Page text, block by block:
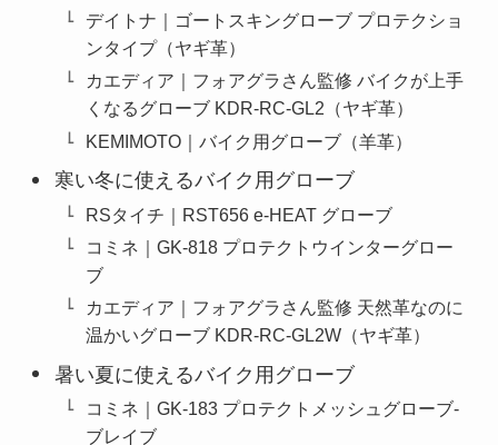
デイトナ｜ゴートスキングローブ プロテクショ
ンタイプ（ヤギ革）
カエディア｜フォアグラさん監修 バイクが上手
くなるグローブ KDR-RC-GL2（ヤギ革）
KEMIMOTO｜バイク用グローブ（羊革）
寒い冬に使えるバイク用グローブ
RSタイチ｜RST656 e-HEAT グローブ
コミネ｜GK-818 プロテクトウインターグロー
ブ
カエディア｜フォアグラさん監修 天然革なのに
温かいグローブ KDR-RC-GL2W（ヤギ革）
暑い夏に使えるバイク用グローブ
コミネ｜GK-183 プロテクトメッシュグローブ-
ブレイブ